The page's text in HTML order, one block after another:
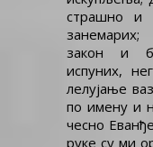
страшно и
закон и
испуних,
лелујање
по имену и
чесно
руке су ми